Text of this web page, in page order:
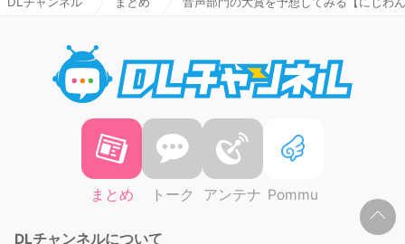
まとめ トーク アンテナ Pommu
DLチャンネルについて